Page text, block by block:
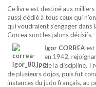
Ce livre est destiné aux
aussi dédié à tous ceux qui
qui voudraient s’engager
Correa sont les jalons décisifs.
Igor CORREA
en 1942,
de la discipline.
de plusieurs dojos, puis fut
instances du judo français, au